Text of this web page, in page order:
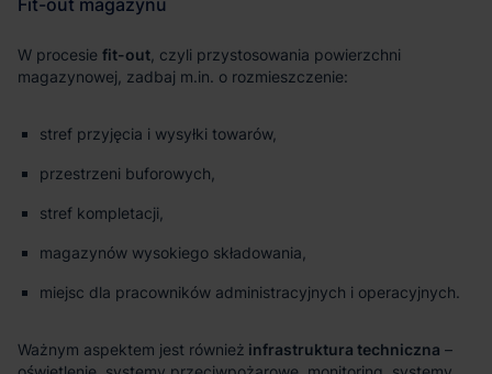
fit-out
stref przyjęcia i wysyłki towarów,
przestrzeni buforowych,
stref kompletacji,
magazynów wysokiego składowania,
miejsc dla pracowników administracyjnych i operacyjnych.
infrastruktura techniczna